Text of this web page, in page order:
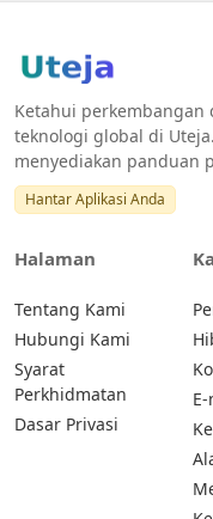
Ketahui
teknologi global di
menyediakan panduan
Hantar Aplikasi Anda
Halaman
Tentang Kami
Hubungi Kami
Syarat
Perkhidmatan
Dasar Privasi